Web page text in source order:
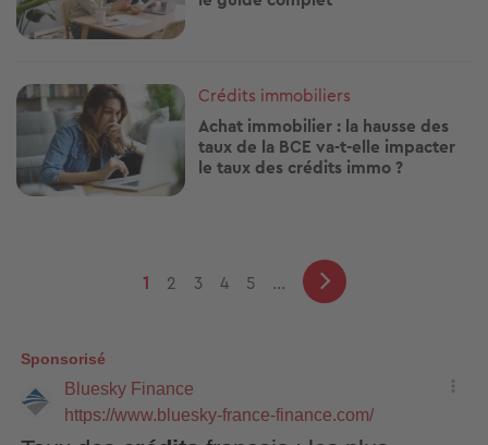
Image
Crédits immobiliers
Achat immobilier : la hausse des
taux de la BCE va-t-elle impacter
le taux des crédits immo ?
Page
1 2 3 4 5 …